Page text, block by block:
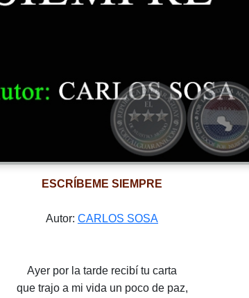
ESCRÍBEME SIEMPRE
Autor: CARLOS SOSA
Ayer por la tarde recibí tu carta
que trajo a mi vida un poco de paz,